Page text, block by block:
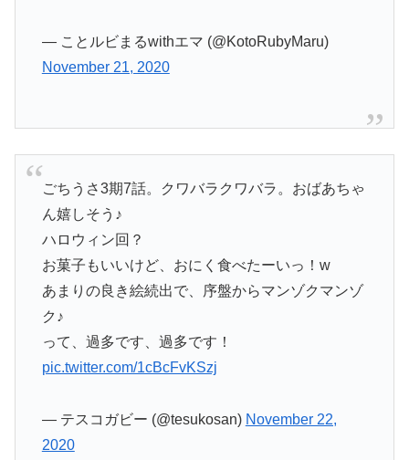
— ことルビまるwithエマ (@KotoRubyMaru)
November 21, 2020
ごちうさ3期7話。クワバラクワバラ。おばあちゃ
ん嬉しそう♪
ハロウィン回？
お菓子もいいけど、おにく食べたーいっ！w
あまりの良き絵続出で、序盤からマンゾクマンゾ
ク♪
って、過多です、過多です！
pic.twitter.com/1cBcFvKSzj
— テスコガビー (@tesukosan) November 22,
2020